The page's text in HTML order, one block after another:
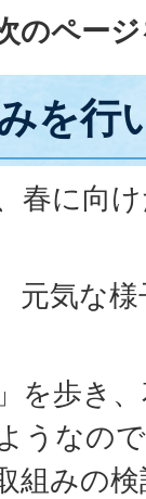
ページ
を行
春に向
元気な
を歩き
うなの
組みの